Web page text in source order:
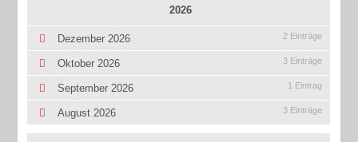
2026
Dezember 2026 2 Einträge
Oktober 2026 3 Einträge
September 2026 1 Eintrag
August 2026 3 Einträge